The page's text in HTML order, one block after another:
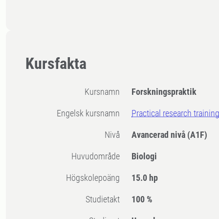
Kursfakta
Kursnamn Forskningspraktik
Engelsk kursnamn Practical research
Nivå Avancerad nivå (A1F)
Huvudområde Biologi
högskolepoäng 15.0 hp
Studietakt 100 %